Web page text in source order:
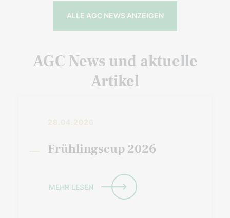
ALLE AGC NEWS ANZEIGEN
AGC News und aktuelle
Artikel
28.04.2026
Frühlingscup 2026
MEHR LESEN